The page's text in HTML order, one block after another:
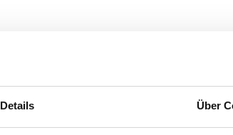
Details Über